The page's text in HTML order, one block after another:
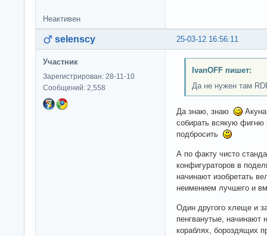
Неактивен
25-03-12 16:56:11
selenscy
Участник
Зарегистрирован: 28-11-10
Сообщений: 2,558
IvanOFF пишет:
Да не нужен там
Да знаю, знаю
собирать всякую фигню
подбросить
А по факту чисто
конфигураторов в
начинают изобретать
неимением лучшего и
Один другого хлеще и
пенгванутые, начинают
кораблях, бороздящих